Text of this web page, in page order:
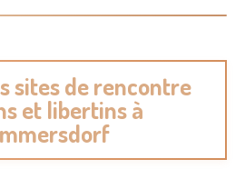
sites de rencontre
et libertins à